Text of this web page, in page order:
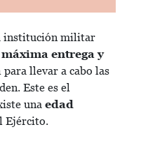
institución militar
máxima entrega y
para llevar a cabo las
Este es el
una edad
Ejército.